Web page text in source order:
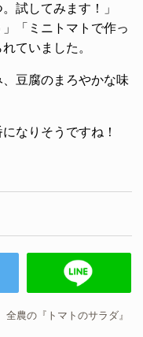
試してみます！」
「ミニトマトで作っ
ていました。
豆腐のまろやかな味
なりそうですね！
農の『トマトのサラダ』